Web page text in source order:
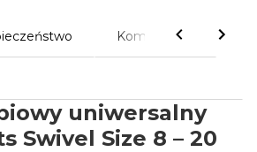
Komentarze
uniwersalny
Swivel Size 8 – 20